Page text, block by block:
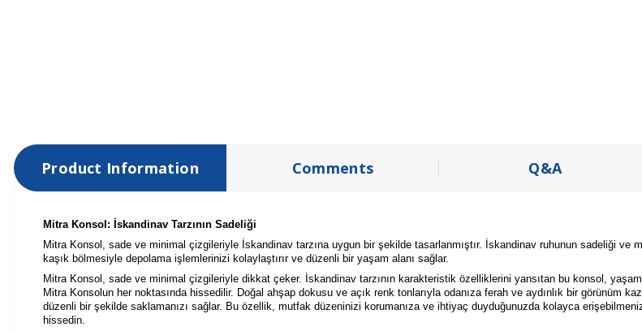
Product Information Comments Q&A
Mitra Konsol: İskandinav Tarzının Sadeliği
Mitra Konsol, sade ve minimal çizgileriyle İskandinav tarzına uygun bir şekilde tasarlanmıştır. İskandinav ruhunun sadeliği ve
kaşık bölmesiyle depolama işlemlerinizi kolaylaştırır ve düzenli bir yaşam alanı sağlar.
Mitra Konsol, sade ve minimal çizgileriyle dikkat çeker. İskandinav tarzının karakteristik özelliklerini yansıtan bu konsol,
Mitra Konsolun her noktasında hissedilir. Doğal ahşap dokusu ve açık renk tonlarıyla odanıza ferah ve aydınlık bir görünüm
düzenli bir şekilde saklamanızı sağlar. Bu özellik, mutfak düzeninizi korumanıza ve ihtiyaç duyduğunuzda kolayca
hissedin.